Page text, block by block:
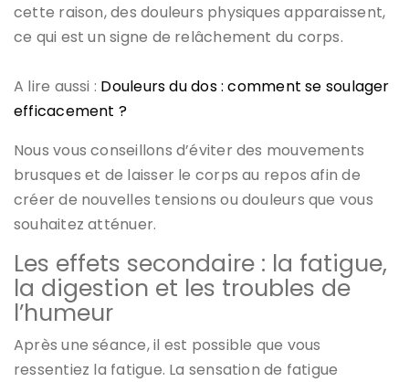
cette raison, des douleurs physiques apparaissent,
ce qui est un signe de relâchement du corps.
A lire aussi : Douleurs du dos : comment se soulager
efficacement ?
Nous vous conseillons d’éviter des mouvements
brusques et de laisser le corps au repos afin de
créer de nouvelles tensions ou douleurs que vous
souhaitez atténuer.
Les effets secondaire : la fatigue,
la digestion et les troubles de
l’humeur
Après une séance, il est possible que vous
ressentiez la fatigue. La sensation de fatigue